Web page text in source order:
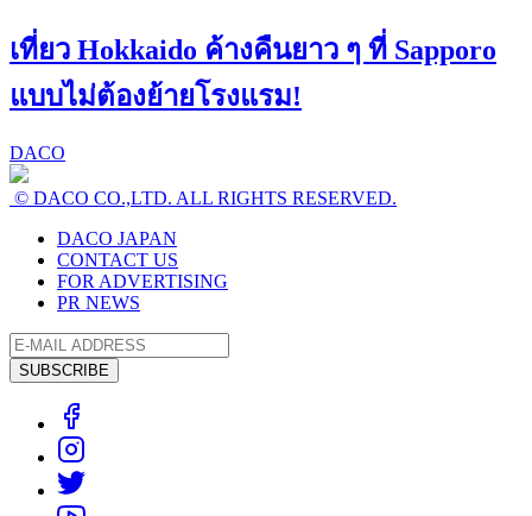
เที่ยว Hokkaido ค้างคืนยาว ๆ ที่ Sapporo
แบบไม่ต้องย้ายโรงแรม!
DACO
© DACO CO.,LTD. ALL RIGHTS RESERVED.
DACO JAPAN
CONTACT US
FOR ADVERTISING
PR NEWS